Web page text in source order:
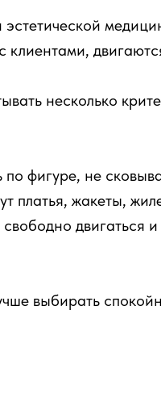
несколько
фигуре, не
платья, жакеты,
двигаться
выбирать